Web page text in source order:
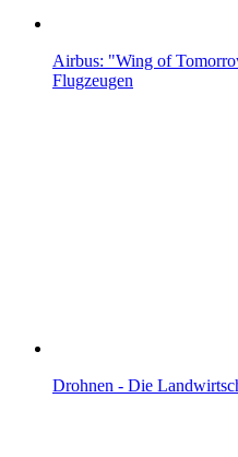
Airbus: "Wing of
Flugzeugen
Drohnen - Die